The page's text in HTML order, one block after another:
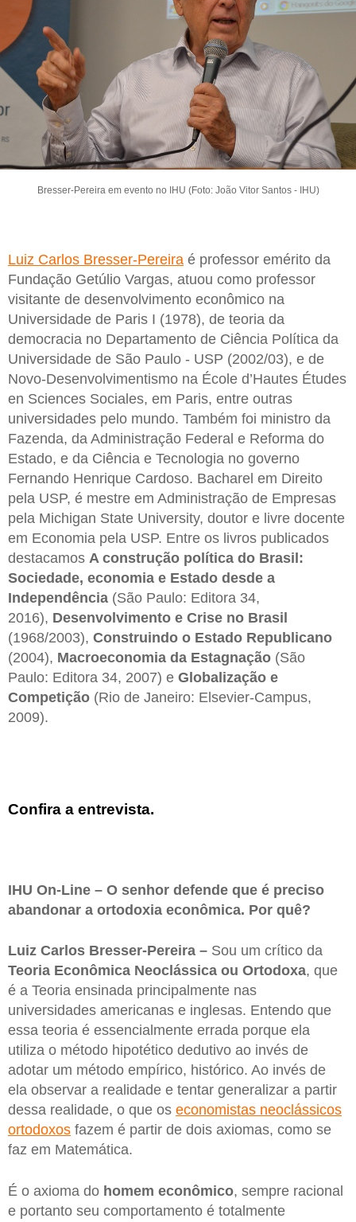
Bresser-Pereira em evento no IHU (Foto: João Vitor Santos - IHU)
Luiz Carlos Bresser-Pereira é professor emérito da
Fundação Getúlio Vargas, atuou como professor
visitante de desenvolvimento econômico na
Universidade de Paris I (1978), de teoria da
democracia no Departamento de Ciência Política da
Universidade de São Paulo - USP (2002/03), e de
Novo-Desenvolvimentismo na École d’Hautes Études
en Sciences Sociales, em Paris, entre outras
universidades pelo mundo. Também foi ministro da
Fazenda, da Administração Federal e Reforma do
Estado, e da Ciência e Tecnologia no governo
Fernando Henrique Cardoso. Bacharel em Direito
pela USP, é mestre em Administração de Empresas
pela Michigan State University, doutor e livre docente
em Economia pela USP. Entre os livros publicados
destacamos A construção política do Brasil:
Sociedade, economia e Estado desde a
Independência (São Paulo: Editora 34,
2016), Desenvolvimento e Crise no Brasil
(1968/2003), Construindo o Estado Republicano
(2004), Macroeconomia da Estagnação (São
Paulo: Editora 34, 2007) e Globalização e
Competição (Rio de Janeiro: Elsevier-Campus,
2009).
Confira a entrevista.
IHU On-Line – O senhor defende que é preciso
abandonar a ortodoxia econômica. Por quê?
Luiz Carlos Bresser-Pereira – Sou um crítico da
Teoria Econômica Neoclássica ou Ortodoxa, que
é a Teoria ensinada principalmente nas
universidades americanas e inglesas. Entendo que
essa teoria é essencialmente errada porque ela
utiliza o método hipotético dedutivo ao invés de
adotar um método empírico, histórico. Ao invés de
ela observar a realidade e tentar generalizar a partir
dessa realidade, o que os economistas neoclássicos
ortodoxos fazem é partir de dois axiomas, como se
faz em Matemática.
É o axioma do homem econômico, sempre racional
e portanto seu comportamento é totalmente